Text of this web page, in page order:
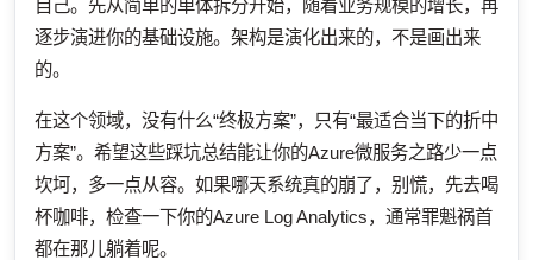
自己。先从简单的单体拆分开始，随着业务规模的增长，再
逐步演进你的基础设施。架构是演化出来的，不是画出来
的。
在这个领域，没有什么“终极方案”，只有“最适合当下的折中
方案”。希望这些踩坑总结能让你的Azure微服务之路少一点
坎坷，多一点从容。如果哪天系统真的崩了，别慌，先去喝
杯咖啡，检查一下你的Azure Log Analytics，通常罪魁祸首
都在那儿躺着呢。